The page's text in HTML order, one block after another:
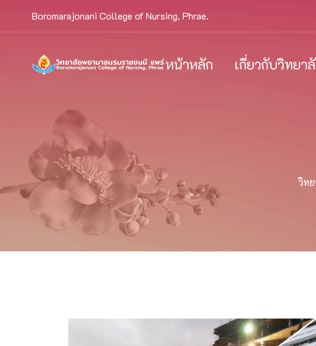
Boromarajonani College of Nursing, Phrae.
หน้าหลัก เกี่ยวกับวิทยา
วิท